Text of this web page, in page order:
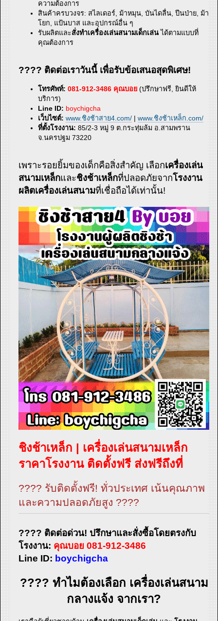
ความต้องการ
สินค้าครบวงจร: สไลเดอร์, ม้าหมุน, บันไดลื่น, ปีนป่าย, ม้า
โยก, แป้นบาส และอุปกรณ์อื่น ๆ
รับผลิตและสั่งทำเครื่องเล่นสนามเด็กเล่นได้ตามแบบที่
คุณต้องการ
???? ติดต่อเราวันนี้ เพื่อรับข้อเสนอสุดพิเศษ!
โทรศัพท์: 081-912-3486 คุณบอย (ปรึกษาฟรี, ยินดีให้
บริการ)
Line ID: boychigcha
เว็บไซต์: www.ชิงช้าสาย4.com/ |www.ชิงช้าเหล็ก.com/
ที่ตั้งโรงงาน: 85/2-3 หมู่ 9 ต.กระทุ่มล้ม อ.สามพราน
จ.นครปฐม 73220
เพราะรอยยิ้มของเด็กคือสิ่งสำคัญ เลือกเครื่องเล่น
สนามเหล็กและชิงช้าเหล็กที่ปลอดภัยจากโรงงาน
ผลิตเครื่องเล่นสนามที่เชื่อถือได้เท่านั้น!
ชิงช้าเหล็ก | เครื่องเล่นสนามเหล็ก
ราคาโรงงาน ติดตั้งฟรี ส่งฟรีถึงที่
???? รับติดตั้งฟรี! ทั่วประเทศ เน้นคุณภาพ
และความปลอดภัยสูง ????
???? ติดต่อด่วน! ปรึกษาและสั่งซื้อโดยตรงกับ
โรงงาน: คุณบอย 081-912-3486
Line ID: boychigcha
???? ทำไมต้องเลือก เครื่องเล่นสนาม
กลางแจ้ง จากเรา?